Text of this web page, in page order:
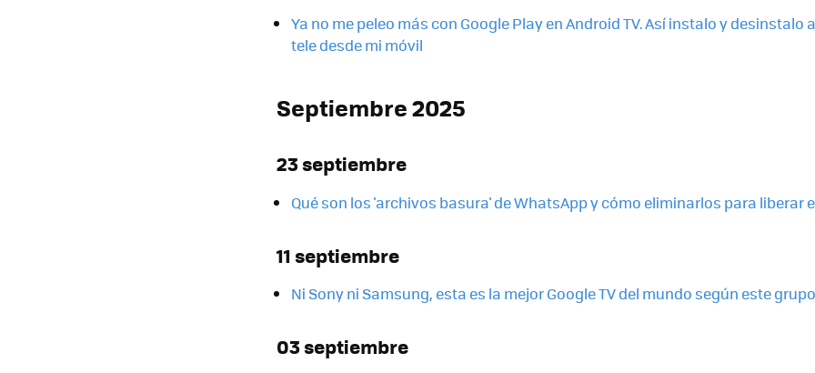
Ya no me peleo más con Google Play en Android TV. Así instalo y desinstalo
tele desde mi móvil
Septiembre 2025
23 septiembre
Qué son los 'archivos basura' de WhatsApp y cómo eliminarlos para liberar
11 septiembre
Ni Sony ni Samsung, esta es la mejor Google TV del mundo según este
03 septiembre